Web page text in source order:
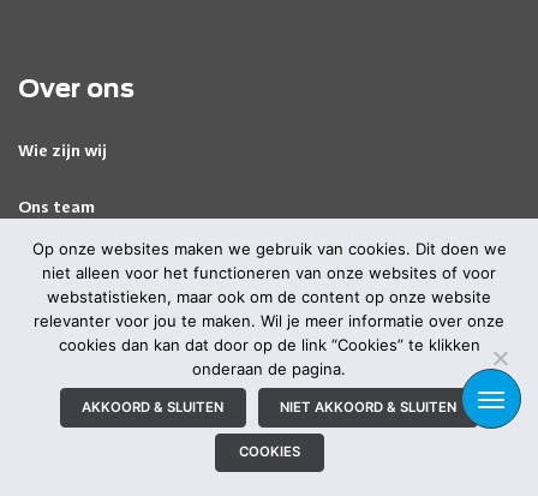
Over ons
Wie zijn wij
Ons team
© 2026 Alle rechten voorbehouden | Privacyverklaring |
Cookies
Bezoek ook onze brand websites:Atrea,BIQH,MediaMyne&
Incrowd
Op onze websites maken we gebruik van cookies. Dit doen we
niet alleen voor het functioneren van onze websites of voor
webstatistieken, maar ook om de content op onze website
relevanter voor jou te maken. Wil je meer informatie over onze
cookies dan kan dat door op de link “Cookies” te klikken
onderaan de pagina.
AKKOORD & SLUITEN NIET AKKOORD & SLUITEN
COOKIES